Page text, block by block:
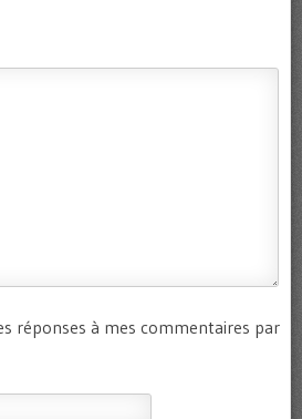
réponses à mes commentaires par